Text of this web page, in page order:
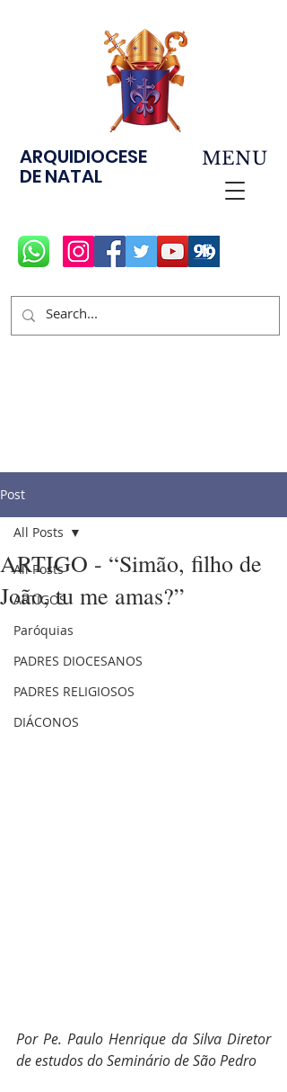
ARQUIDIOCESE
DE NATAL
MENU
Post
All Posts
ARTIGOS
Paróquias
PADRES DIOCESANOS
PADRES RELIGIOSOS
DIÁCONOS
All Posts
ARTIGO - “Simão, filho de
João, tu me amas?”
Por Pe. Paulo Henrique da Silva Diretor
de estudos do Seminário de São Pedro